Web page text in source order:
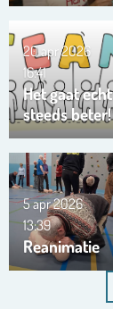
Het gaat echt
steeds beter!
20 apr 2026
16:41
Reanimatie
5 apr 2026
13:39